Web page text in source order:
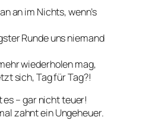
an im Nichts, wenn’s
Runde uns niemand
wiederholen mag,
sich, Tag für Tag?!
es – gar nicht teuer!
zahnt ein Ungeheuer.